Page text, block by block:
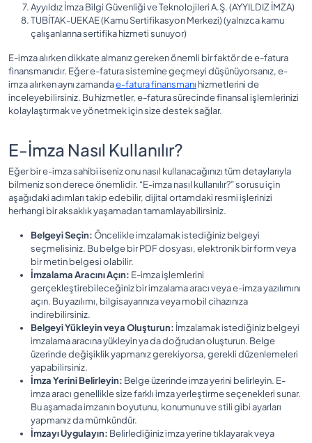
Ayyıldız İmza Bilgi Güvenliği ve Teknolojileri A.Ş. (AYYILDIZ İMZA)
TUBİTAK-UEKAE (Kamu Sertifikasyon Merkezi) (yalnızca kamu
çalışanlarına sertifika hizmeti sunuyor)
E-imza alırken dikkate almanız gereken önemli bir faktör de e-fatura
finansmanıdır. Eğer e-fatura sistemine geçmeyi düşünüyorsanız, e-
imza alırken aynı zamandae-fatura finansmanı hizmetlerini de
inceleyebilirsiniz. Bu hizmetler, e-fatura sürecinde finansal işlemlerinizi
kolaylaştırmak ve yönetmek için size destek sağlar.
E-İmza Nasıl Kullanılır?
Eğer bir e-imza sahibi iseniz onu nasıl kullanacağınızı tüm detaylarıyla
bilmeniz son derece önemlidir. “E-imza nasıl kullanılır?” sorusu için
aşağıdaki adımları takip edebilir, dijital ortamdaki resmi işlerinizi
herhangi bir aksaklık yaşamadan tamamlayabilirsiniz.
Belgeyi Seçin: Öncelikle imzalamak istediğiniz belgeyi
seçmelisiniz. Bu belge bir PDF dosyası, elektronik bir form veya
bir metin belgesi olabilir.
İmzalama Aracını Açın: E-imza işlemlerini
gerçekleştirebileceğiniz bir imzalama aracı veya e-imza yazılımını
açın. Bu yazılımı, bilgisayarınıza veya mobil cihazınıza
indirebilirsiniz.
Belgeyi Yükleyin veya Oluşturun: İmzalamak istediğiniz belgeyi
imzalama aracına yükleyin ya da doğrudan oluşturun. Belge
üzerinde değişiklik yapmanız gerekiyorsa, gerekli düzenlemeleri
yapabilirsiniz.
İmza Yerini Belirleyin: Belge üzerinde imza yerini belirleyin. E-
imza aracı genellikle size farklı imza yerleştirme seçenekleri sunar.
Bu aşamada imzanın boyutunu, konumunu ve stili gibi ayarları
yapmanız da mümkündür.
İmzayı Uygulayın: Belirlediğiniz imza yerine tıklayarak veya